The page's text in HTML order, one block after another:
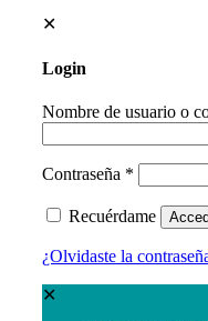
✕
Login
Nombre de usuario o
Contraseña *
Recuérdame
¿Olvidaste la
✕